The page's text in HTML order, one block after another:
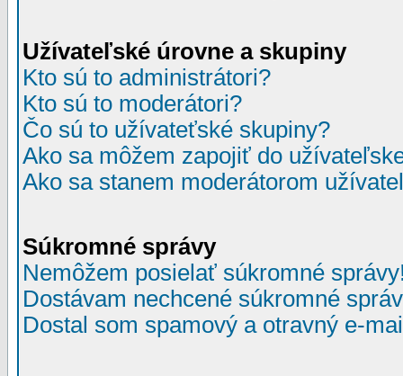
Užívateľské úrovne a skupiny
Kto sú to administrátori?
Kto sú to moderátori?
Čo sú to užívateťské skupiny?
Ako sa môžem zapojiť do
Ako sa stanem moderátorom
Súkromné správy
Nemôžem posielať súkromné
Dostávam nechcené súkromné
Dostal som spamový a otravný e-